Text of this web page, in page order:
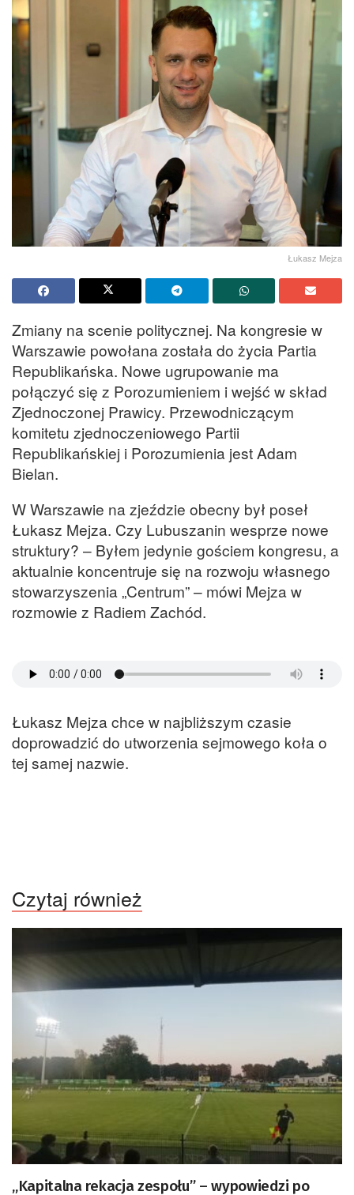
Łukasz Mejza
Zmiany na scenie politycznej. Na kongresie w
Warszawie powołana została do życia Partia
Republikańska. Nowe ugrupowanie ma
połączyć się z Porozumieniem i wejść w skład
Zjednoczonej Prawicy. Przewodniczącym
komitetu zjednoczeniowego Partii
Republikańskiej i Porozumienia jest Adam
Bielan.
W Warszawie na zjeździe obecny był poseł
Łukasz Mejza. Czy Lubuszanin wesprze nowe
struktury? – Byłem jedynie gościem kongresu, a
aktualnie koncentruje się na rozwoju własnego
stowarzyszenia „Centrum” – mówi Mejza w
rozmowie z Radiem Zachód.
Łukasz Mejza chce w najbliższym czasie
doprowadzić do utworzenia sejmowego koła o
tej samej nazwie.
Czytaj również
„Kapitalna rekacja zespołu” – wypowiedzi po